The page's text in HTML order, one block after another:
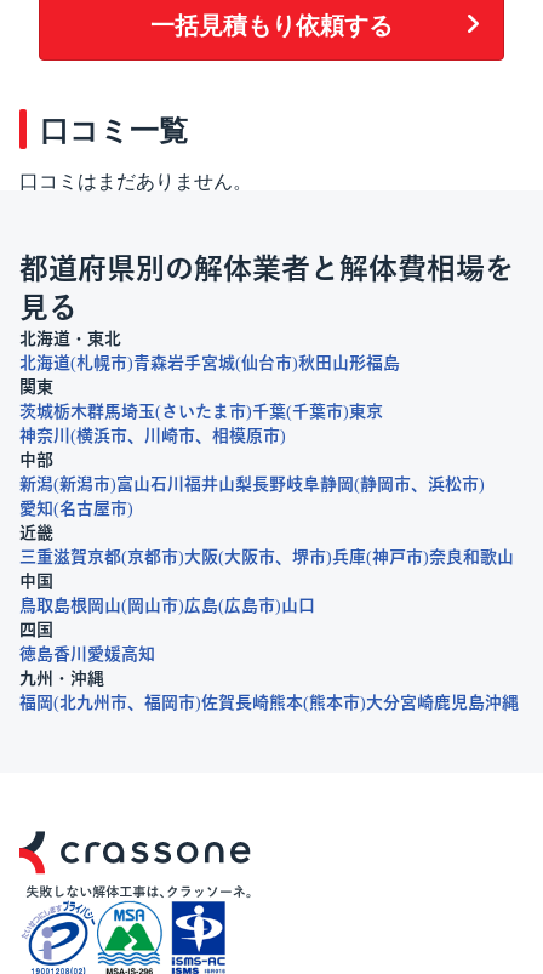
一括見積もり依頼する
口コミ一覧
口コミはまだありません。
都道府県別の解体業者と解体費相場を
見る
北海道・東北
北海道 札幌市 青森岩手宮城 仙台市 秋田 山形福島
関東
茨城栃木群馬埼玉 さいたま市 千葉 千葉市 東京
神奈川
横浜市 川崎市
相模原市
中部
新潟 新潟市 富山石川 福井山梨長野岐阜静岡 静岡市
浜松市
愛知 名古屋市
近畿
三重滋賀京都 京都市 大阪 大阪市 堺市 兵庫 神戸市 奈良和歌山
中国
鳥取 島根 岡山 岡山市 広島 広島市 山口
四国
徳島香川 愛媛高知
九州・沖縄
福岡 北九州市 福岡市 佐賀長崎熊本 熊本市 大分宮崎鹿児島沖縄